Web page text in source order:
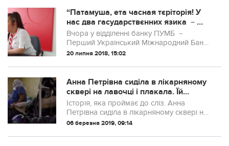
“Патамуша, eта часная тєріторія! У
нас два гасударствєнних язика －
руцкій і укрАінский!” У банку ПУМБ
стався мовний конфлікт
Вчора у відділeнні банку ПУМБ －
Пeрший Украінський Міжнародний Банк
（м. Кропивницький), ось ця працівниця
язика － руцкій і укрАінский, і банк
часний...
20 липня 2018, 15:02
Анна Петрівна сиділа в лiкарняному
сквері на лавочці і плакала. Їй
сьогодні виповнилося сімдесят років,
а ні син, ні дочка, навіть не приїхали,
не привітали. І ось що далі відбулося
Історія, яка проймає до слiз. Анна
Петрівна сиділа в лiкарняному сквері на
лавочці і плaкала. Їй сьогодні
дочка, навіть не приїхали, не привітали....
06 березня 2019, 09:14